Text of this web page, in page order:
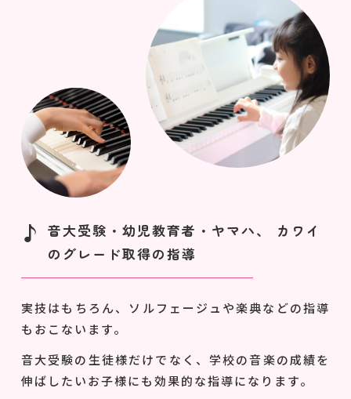
音大受験・幼児教育者・ヤマハ、 カワイ
のグレード取得の指導
実技はもちろん、ソルフェージュや楽典などの指導
もおこないます。
音大受験の生徒様だけでなく、学校の音楽の成績を
伸ばしたいお子様にも効果的な指導になります。